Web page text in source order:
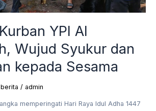
YPI Al
Wujud Syukur dan
kepada Sesama
berita / admin
memperingati Hari Raya Idul Adha 1447